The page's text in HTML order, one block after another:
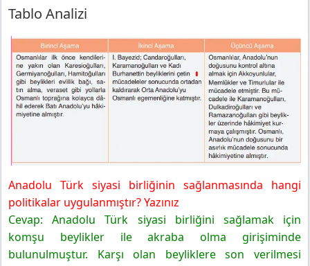
Tablo Analizi
Anadolu Türk siyasi birliğinin sağlanmasında hangi
politikalar uygulanmıştır? Yazınız
Cevap: Anadolu Türk siyasi birliğini sağlamak için
komşu beylikler ile akraba olma girişiminde
bulunulmuştur. Karşı olan beyliklere son verilmesi